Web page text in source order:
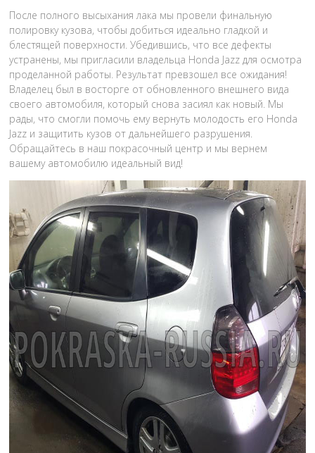
После полного высыхания лака мы провели финальную
полировку кузова, чтобы добиться идеально гладкой и
блестящей поверхности. Убедившись, что все дефекты
устранены, мы пригласили владельца Honda Jazz для осмотра
проделанной работы. Результат превзошел все ожидания!
Владелец был в восторге от обновленного внешнего вида
своего автомобиля, который снова засиял как новый. Мы
рады, что смогли помочь ему вернуть молодость его Honda
Jazz и защитить кузов от дальнейшего разрушения.
Обращайтесь в наш покрасочный центр и мы вернем
вашему автомобилю идеальный вид!